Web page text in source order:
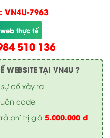
VN4U-7963
thực tế
510 136
WEBSITE TẠI VN4U ?
cố xảy ra
code
phí trị giá 5.000.000 đ